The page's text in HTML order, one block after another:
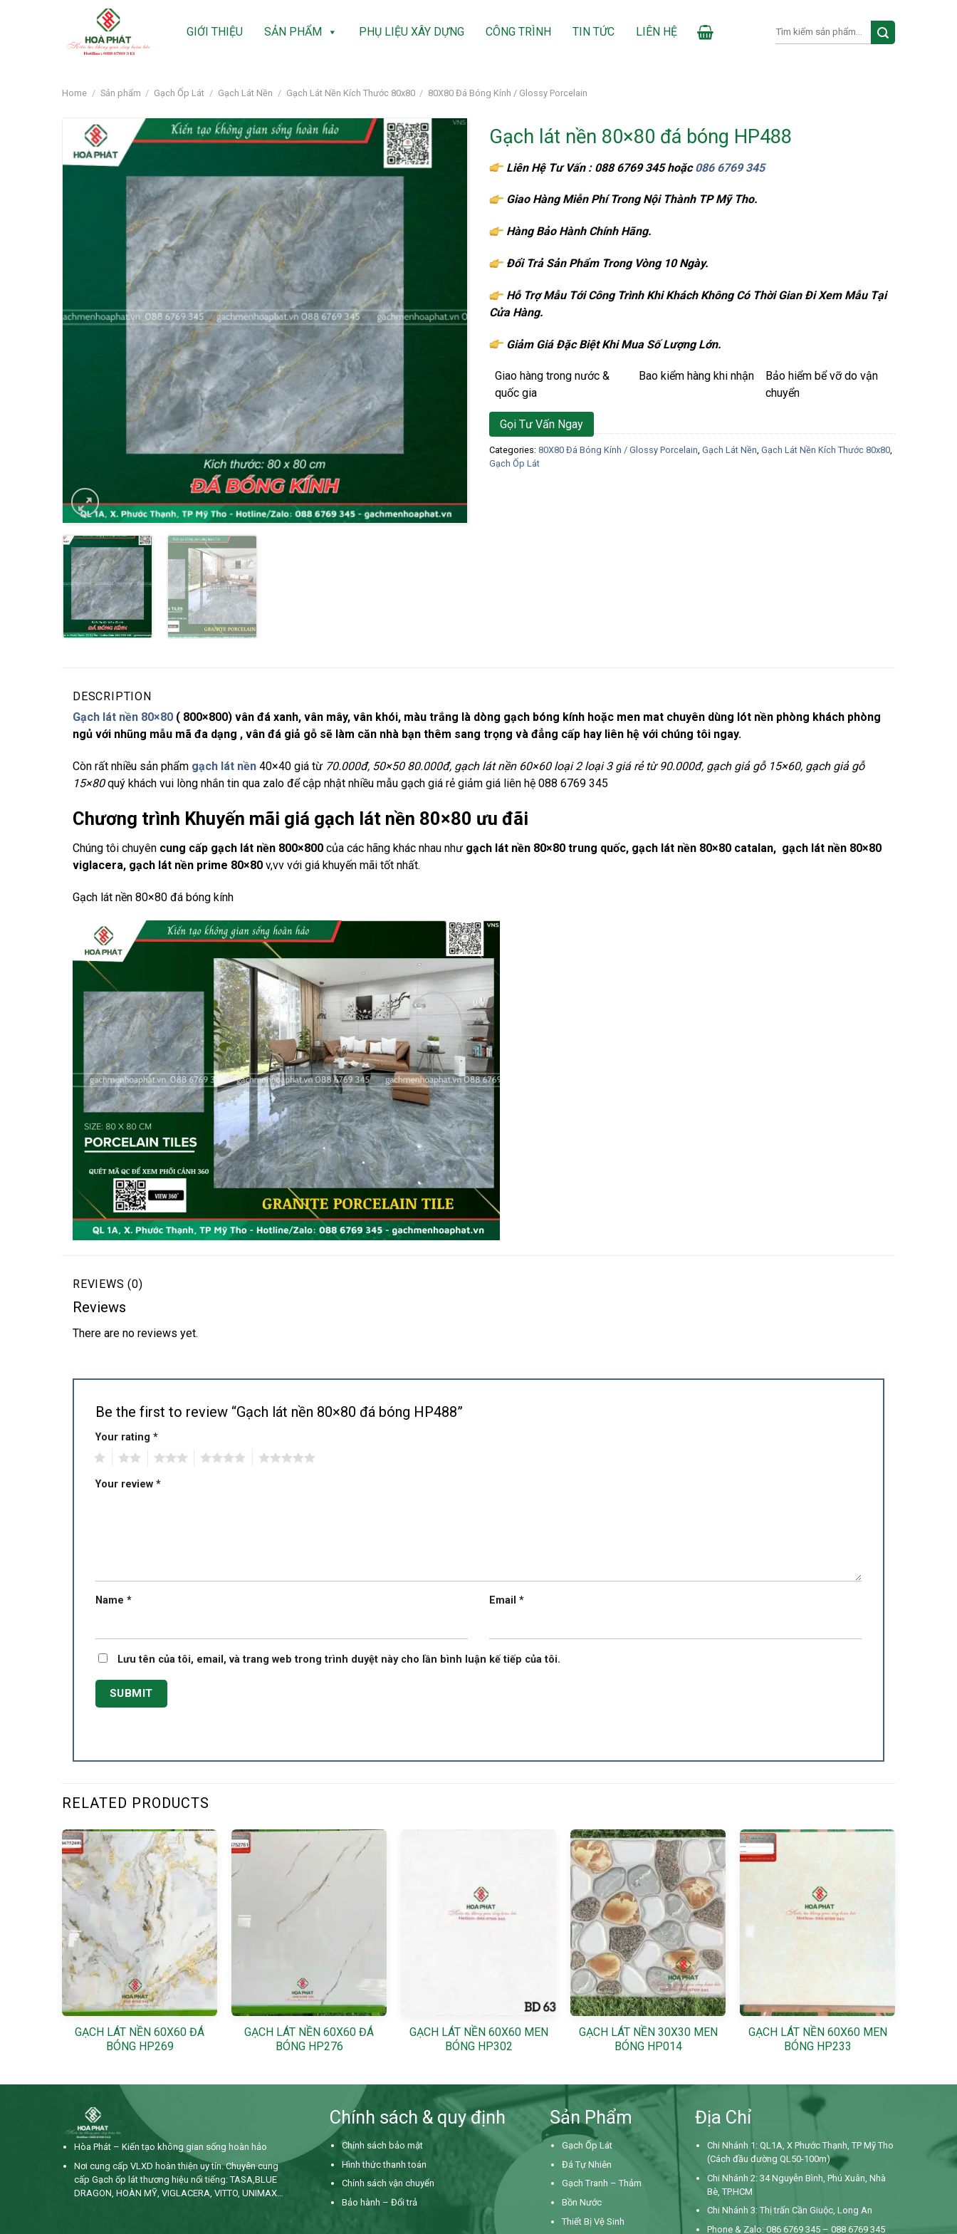
GIỚI THIỆU SẢN PHẨM PHỤ LIỆU XÂY DỰNG CÔNG TRÌNH TIN TỨC LIÊN HỆ
Search
Home / Sản phẩm / Gạch Ốp Lát / Gạch Lát Nền / Gạch Lát Nền Kích Thước 80x80 / 80X80 Đá Bóng Kính / Glossy Porcelain
Gạch lát nền 80×80 đá bóng HP488
Liên Hệ Tư Vấn : 088 6769 345 hoặc086 6769 345
Giao Hàng Miễn Phí Trong Nội Thành TP Mỹ Tho.
Hàng Bảo Hành Chính Hãng.
Đổi Trả Sản Phẩm Trong Vòng 10 Ngày.
Hỗ Trợ Mẫu Tới Công Trình Khi Khách Không Có Thời Gian Đi Xem Mẫu Tại
Cửa Hàng.
Giảm Giá Đặc Biệt Khi Mua Số Lượng Lớn.
Giao hàng trong nước &
quốc gia
Bao kiểm hàng khi nhận
Bảo hiểm bể vỡ do vận
chuyển
Gọi Tư Vấn Ngay
Categories: 80X80 Đá Bóng Kính / Glossy Porcelain, Gạch Lát Nền, Gạch Lát Nền Kích Thước 80x80,
Gạch Ốp Lát
DESCRIPTION
Gạch lát nền 80×80 ( 800×800) vân đá xanh, vân mây, vân khói, màu trắng là dòng gạch bóng kính hoặc men mat chuyên dùng lót nền phòng khách phòng
ngủ với nhũng mẫu mã đa dạng , vân đá giả gỗ sẽ làm căn nhà bạn thêm sang trọng và đẳng cấp hay liên hệ với chúng tôi ngay.
Còn rất nhiều sản phẩm gạch lát nền 40×40 giá từ 70.000đ, 50×50 80.000đ, gạch lát nền 60×60 loại 2 loại 3 giá rẻ từ 90.000đ, gạch giả gỗ 15×60, gạch giả gỗ
15×80quý khách vui lòng nhắn tin qua zalo để cập nhật nhiều mẫu gạch giá rẻ giảm giá liên hệ 088 6769 345
Chương trình Khuyến mãi giá gạch lát nền 80×80 ưu đãi
Chúng tôi chuyên cung cấp gạch lát nền 800×800 của các hãng khác nhau như gạch lát nền 80×80 trung quốc, gạch lát nền 80×80 catalan, gạch lát nền 80×80
viglacera, gạch lát nền prime 80×80 v,vv với giá khuyến mãi tốt nhất.
Gạch lát nền 80×80 đá bóng kính
REVIEWS (0)
Reviews
There are no reviews yet.
Be the first to review “Gạch lát nền 80×80 đá bóng HP488”
Your rating *
Your review *
Name * Email *
Lưu tên của tôi, email, và trang web trong trình duyệt này cho lần bình luận kế tiếp của tôi.
RELATED PRODUCTS
+
GẠCH LÁT NỀN 60X60 ĐÁ
BÓNG HP269
+
GẠCH LÁT NỀN 60X60 ĐÁ
BÓNG HP276
GẠCH LÁT NỀN 60X60 MEN
BÓNG HP302
+
GẠCH LÁT NỀN 30X30 MEN
BÓNG HP014
+
GẠCH LÁT NỀN 60X60 MEN
BÓNG HP233
Hòa Phát – Kiến tạo không gian sống hoàn hảo
Nơi cung cấp VLXD hoàn thiện uy tín. Chuyên cung
cấp Gạch ốp lát thương hiệu nổi tiếng: TASA,BLUE
DRAGON, HOÀN MỸ, VIGLACERA, VITTO, UNIMAX…
Chính sách & quy định
Chính sách bảo mật
Hình thức thanh toán
Chính sách vận chuyển
Bảo hành – Đổi trả
Sản Phẩm
Gạch Ốp Lát
Đá Tự Nhiên
Gạch Tranh – Thảm
Bồn Nước
Thiết Bị Vệ Sinh
Địa Chỉ
Chi Nhánh 1: QL1A, X Phước Thạnh, TP Mỹ Tho
(Cách đầu đường QL50-100m)
Chi Nhánh 2: 34 Nguyễn Bình,Phú Xuân, Nhà
Bè, TP.HCM
Chi Nhánh 3: Thị trấn Cần Giuộc, Long An
Phone & Zalo: 086 6769 345 – 088 6769 345